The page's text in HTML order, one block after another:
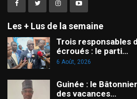
Les + Lus de la semaine
Trois responsables
écroués : le parti…
6 Août, 2026
Guinée : le
des vacances…